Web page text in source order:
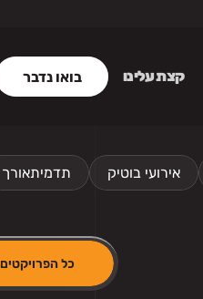
בואו נדבר קצת עלינו
תדמיתאורך אירועי בוטיק
כל הפרויקטים